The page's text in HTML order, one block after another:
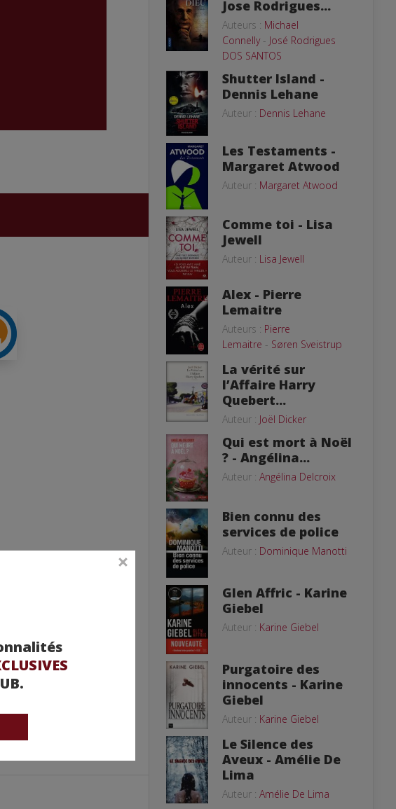
Jose Rodrigues...
Auteurs : Michael
Connelly- José Rodrigues
DOS SANTOS
Shutter Island -
Dennis Lehane
Auteur : Dennis Lehane
Les Testaments -
Margaret Atwood
Auteur : Margaret Atwood
Comme toi - Lisa
Jewell
Auteur : Lisa Jewell
Alex - Pierre
Lemaitre
Auteurs : Pierre
Lemaitre - Søren Sveistrup
La vérité sur
l’Affaire Harry
Quebert...
Auteur : Joël Dicker
Qui est mort à Noël
? - Angélina...
Auteur : Angélina Delcroix
Bien connu des
services de police
Auteur : Dominique Manotti
Glen Affric - Karine
Giebel
Auteur : Karine Giebel
Purgatoire des
innocents - Karine
Giebel
Auteur : Karine Giebel
Le Silence des
Aveux - Amélie De
Lima
Auteur : Amélie De Lima